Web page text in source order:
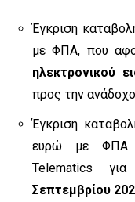
Έγκριση
με ΦΠΑ, που
ηλεκτρονικού
προς την ανάδοχο
Έγκριση
ευρώ με ΦΠΑ
Telematics
Σεπτεμβρίου